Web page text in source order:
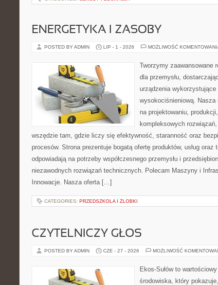
ENERGETYKA I ZASOBY
POSTED BY ADMIN LIP - 1 - 2026 MOŻLIWOŚĆ
Tworzymy zaawansowane
dla przemysłu,
urządzenia wykorzystujące
wysokociśnieniową. Nasza
na projektowaniu,
kompleksowych
wszędzie tam, gdzie liczy się efektywność, staranność oraz
procesów. Strona prezentuje bogatą ofertę produktów, usług oraz
odpowiadają na potrzeby współczesnego przemysłu i
niezawodnych rozwiązań technicznych. Polecam Maszyny i
Innowacje. Nasza oferta […]
CATEGORIES: PRZEDSZKOLA I ŻLOBKI
CZYTELNICZY GŁOS
POSTED BY ADMIN CZE - 27 - 2026 MOŻLIWOŚĆ
Ekos-Sułów to
środowiska, który